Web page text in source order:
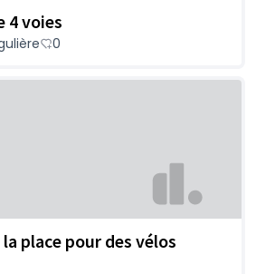
4 voies
0
place pour des vélos